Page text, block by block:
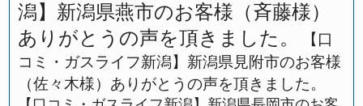
潟】新潟県燕市のお客様（斉藤様）
ありがとうの声を頂きました。
【口
コミ・ガスライフ新潟】新潟県見附市のお客様
（佐々木様）ありがとうの声を頂きました。